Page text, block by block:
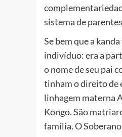
sistema de
Se bem que a
indivíduo: era a
o nome de seu pai
tinham o direito de
linhagem materna
Kongo. São
família. O